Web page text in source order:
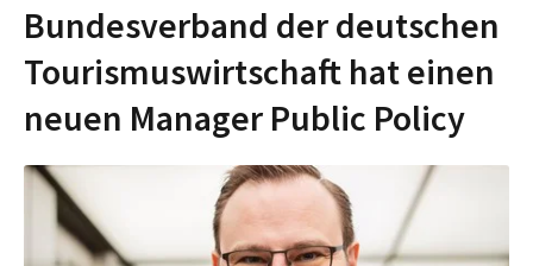
Bundesverband der deutschen
Tourismuswirtschaft hat einen
neuen Manager Public Policy